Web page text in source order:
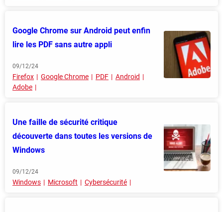
Google Chrome sur Android peut enfin
lire les PDF sans autre appli
09/12/24
Firefox Google Chrome PDF
Android
Adobe
Une faille de sécurité critique
découverte dans toutes les versions de
Windows
09/12/24
Windows Microsoft Cybersécurité